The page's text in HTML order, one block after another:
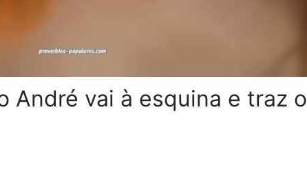
André vai à esquina e traz o